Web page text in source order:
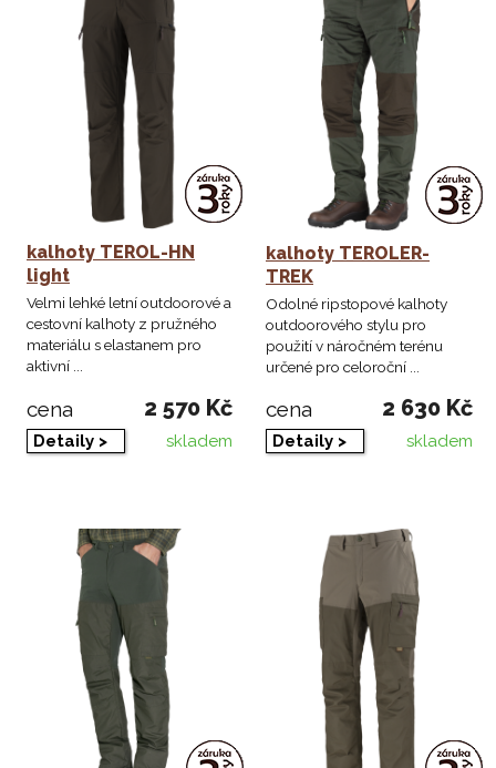
kalhoty TEROL-HN
light
Velmi lehké letní outdoorové a
cestovní kalhoty z pružného
materiálu s elastanem pro
aktivní ...
cena 2 570 Kč
Detaily > skladem
kalhoty TEROLER-
TREK
Odolné ripstopové kalhoty
outdoorového stylu pro
použití v náročném terénu
určené pro celoroční ...
cena 2 630 Kč
Detaily > skladem